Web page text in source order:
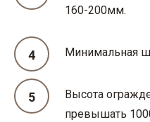
160-200мм.
Минимальная
Высота
превышать